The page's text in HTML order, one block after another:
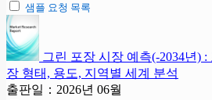
샘플 요청 목록
그린 포장 시장 예측(-2034년)
장 형태, 용도, 지역별 세계 분석
출판일：2026년 06월